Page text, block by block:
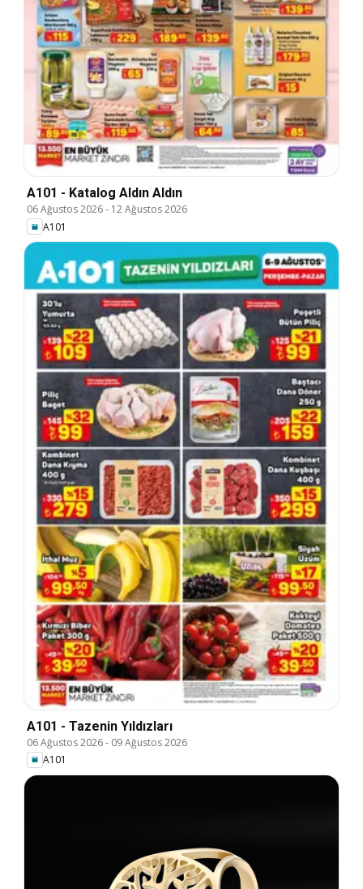
A101 - Katalog Aldın Aldın
06 Ağustos 2026- 12 Ağustos 2026
A101
A101 - Tazenin Yıldızları
06 Ağustos 2026- 09 Ağustos 2026
A101